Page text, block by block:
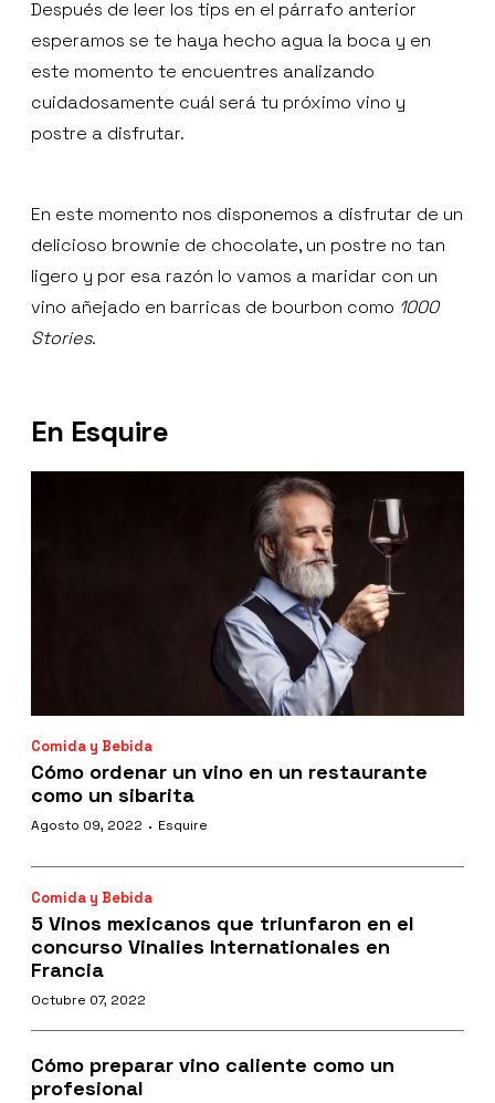
Después de leer los tips en el párrafo anterior
esperamos se te haya hecho agua la boca y en
este momento te encuentres analizando
cuidadosamente cuál será tu próximo vino y
postre a disfrutar.
En este momento nos disponemos a disfrutar de un
delicioso brownie de chocolate, un postre no tan
ligero y por esa razón lo vamos a maridar con un
vino añejado en barricas de bourbon como 1000
Stories.
En Esquire
Comida y Bebida
Cómo ordenar un vino en un restaurante
como un sibarita
Agosto 09, 2022 · Esquire
Comida y Bebida
5 Vinos mexicanos que triunfaron en el
concurso Vinalies Internationales en
Francia
Octubre 07, 2022
Cómo preparar vino caliente como un
profesional